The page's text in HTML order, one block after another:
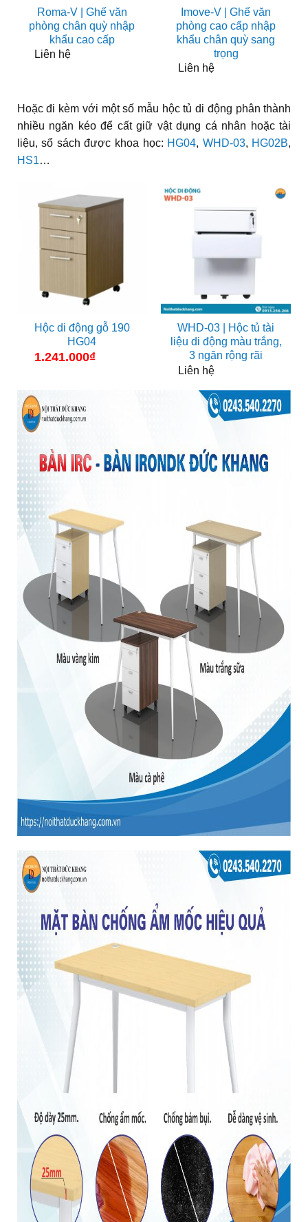
Roma-V | Ghế văn
phòng chân quỳ nhập
khẩu cao cấp
Liên hệ
Imove-V | Ghế văn
phòng cao cấp nhập
khẩu chân quỳ sang
trọng
Liên hệ
Hoặc đi kèm với một số mẫu hộc tủ di động phân thành
nhiều ngăn kéo để cất giữ vật dụng cá nhân hoặc tài
liệu, sổ sách được khoa học: HG04, WHD-03, HG02B,
HS1…
Hộc di động gỗ 190
HG04
1.241.000₫
WHD-03 | Hộc tủ tài
liệu di động màu trắng,
3 ngăn rộng rãi
Liên hệ